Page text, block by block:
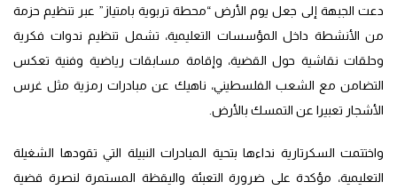
دعت الجبهة إلى جعل يوم الأرض “محطة تربوية بامتياز” عبر تنظيم حزمة
من الأنشطة داخل المؤسسات التعليمية، تشمل تنظيم ندوات فكرية
وحلقات نقاشية حول القضية، وإقامة مسابقات رياضية وفنية تعكس
التضامن مع الشعب الفلسطيني، ناهيك عن مبادرات رمزية مثل غرس
الأشجار تعبيرا عن التمسك بالأرض.
واختتمت السكرتارية نداءها بتحية المبادرات النبيلة التي تقودها الشغيلة
التعليمية، مؤكدة على ضرورة التعبئة واليقظة المستمرة لنصرة قضية